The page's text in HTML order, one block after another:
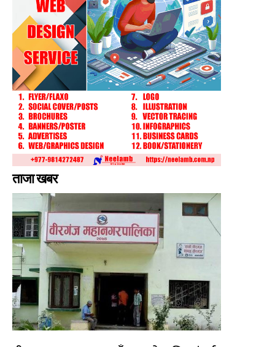
ताजा खबर